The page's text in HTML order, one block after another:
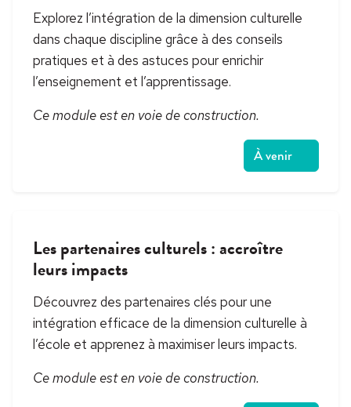
Explorez l’intégration de la dimension culturelle
dans chaque discipline grâce à des conseils
pratiques et à des astuces pour enrichir
l’enseignement et l’apprentissage.
Ce module est en voie de construction.
À venir
Les partenaires culturels : accroître
leurs impacts
Découvrez des partenaires clés pour une
intégration efficace de la dimension culturelle à
l’école et apprenez à maximiser leurs impacts.
Ce module est en voie de construction.